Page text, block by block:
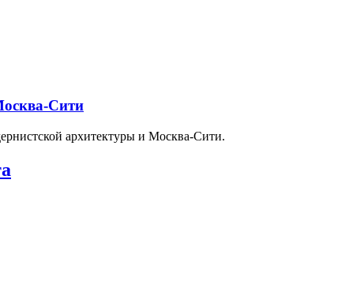
Сити
архитектуры и Москва-Сити.